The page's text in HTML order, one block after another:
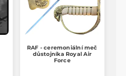
RAF - ceremoniální meč
důstojníka Royal Air
Force